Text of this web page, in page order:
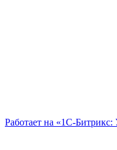
Работает на «1С-Битрикс: